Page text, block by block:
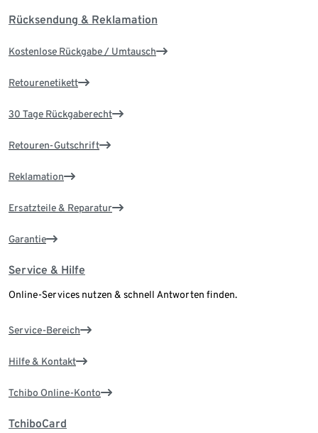
Rücksendung & Reklamation
Kostenlose Rückgabe / Umtausch
Retourenetikett
30 Tage Rückgaberecht
Retouren-Gutschrift
Reklamation
Ersatzteile & Reparatur
Garantie
Service & Hilfe
Online-Services nutzen & schnell Antworten finden.
Service-Bereich
Hilfe & Kontakt
Tchibo Online-Konto
TchiboCard